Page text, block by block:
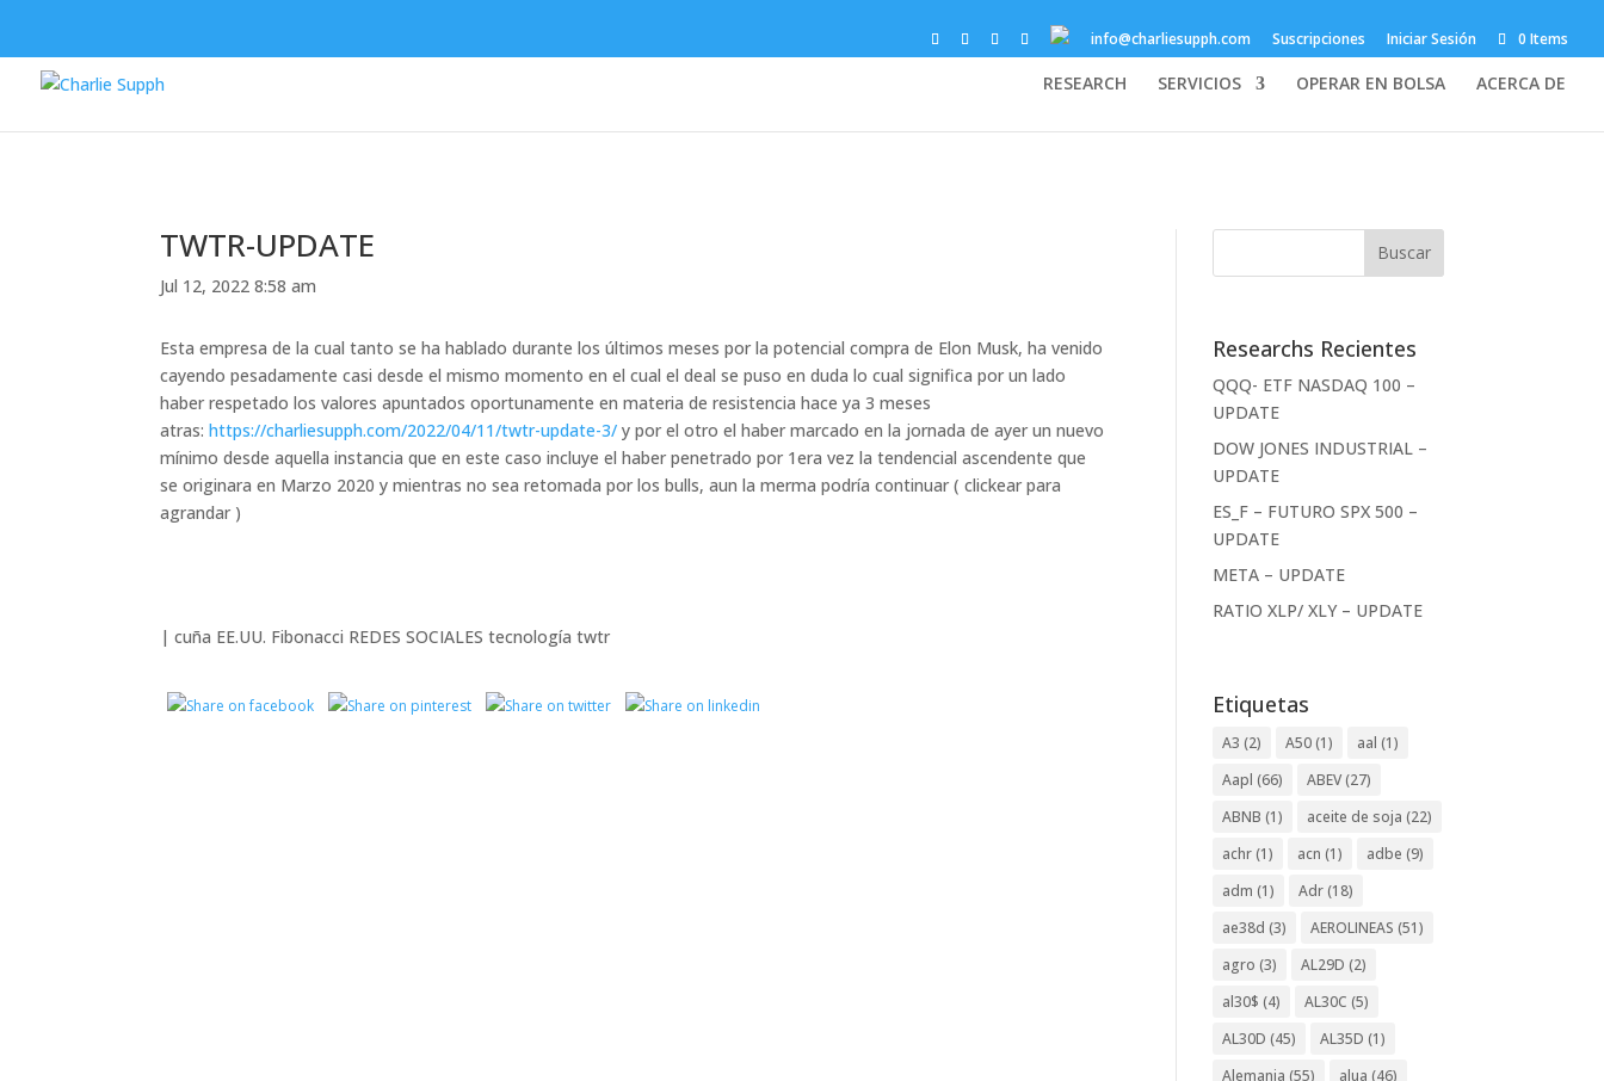
info@charliesupph.com Suscripciones Iniciar Sesión 0 Items
RESEARCH SERVICIOS OPERAR EN BOLSA ACERCA DE
TWTR-UPDATE
Jul 12, 2022 8:58 am
Esta empresa de la cual tanto se ha hablado durante los últimos meses por la potencial compra de Elon Musk, ha venido
cayendo pesadamente casi desde el mismo momento en el cual el deal se puso en duda lo cual significa por un lado
haber respetado los valores apuntados oportunamente en materia de resistencia hace ya 3 meses
atras:https://charliesupph.com/2022/04/11/twtr-update-3/ y por el otro el haber marcado en la jornada de ayer un nuevo
mínimo desde aquella instancia que en este caso incluye el haber penetrado por 1era vez la tendencial ascendente que
se originara en Marzo 2020 y mientras no sea retomada por los bulls, aun la merma podría continuar ( clickear para
agrandar )
|cuña EE.UU. Fibonacci REDES SOCIALES tecnología twtr
Researchs Recientes
QQQ- ETF NASDAQ 100 –
UPDATE
DOW JONES INDUSTRIAL –
UPDATE
ES_F – FUTURO SPX 500 –
UPDATE
META – UPDATE
RATIO XLP/ XLY – UPDATE
Etiquetas
A3 (2) A50 (1) aal (1)
Aapl (66) ABEV (27)
ABNB (1) aceite de soja (22)
achr (1) acn (1) adbe (9)
adm (1) Adr (18)
ae38d (3) AEROLINEAS (51)
agro (3) AL29D (2)
al30$ (4) AL30C (5)
AL30D (45) AL35D (1)
Alemania (55) alua (46)